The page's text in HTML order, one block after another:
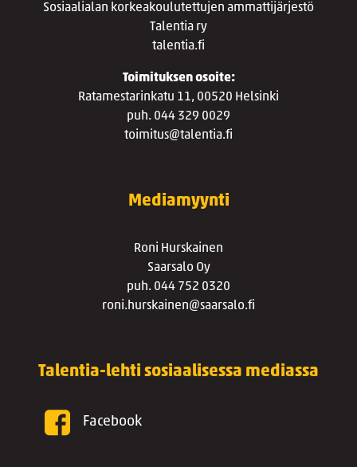
Sosiaalialan korkeakoulutettujen ammattijärjestö
Talentia ry
talentia.fi
Toimituksen osoite:
Ratamestarinkatu 11, 00520 Helsinki
puh. 044 329 0029
toimitus@talentia.fi
Mediamyynti
Roni Hurskainen
Saarsalo Oy
puh. 044 752 0320
roni.hurskainen@saarsalo.fi
Talentia-lehti sosiaalisessa mediassa
Facebook